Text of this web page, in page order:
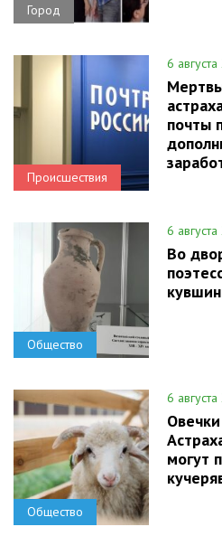
Город
Происшествия
6
почты
Общество
6
Во
Общество
6
могут